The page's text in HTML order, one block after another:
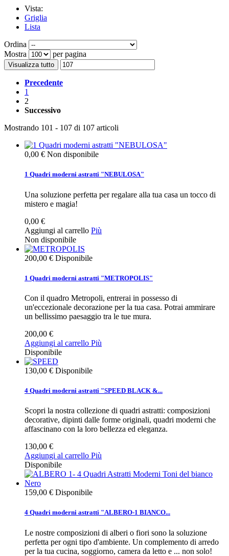
Vista:
Griglia
Lista
Ordina
Mostra
per pagina
Visualizza tutto
Precedente
1
2
Successivo
Mostrando 101 - 107 di 107 articoli
0,00 € Non disponibile
1 Quadri moderni astratti "NEBULOSA"
Una soluzione perfetta per regalare alla tua casa un tocco di
mistero e magia!
0,00 €
Aggiungi al carrello Più
Non disponibile
200,00 € Disponibile
1 Quadri moderni astratti "METROPOLIS"
Con il quadro Metropoli, entrerai in possesso di
un'eccezionale decorazione per la tua casa. Potrai ammirare
un bellissimo paesaggio tra le tue mura.
200,00 €
Aggiungi al carrello Più
Disponibile
130,00 € Disponibile
4 Quadri moderni astratti "SPEED BLACK &...
Scopri la nostra collezione di quadri astratti: composizioni
decorative, dipinti dalle forme originali, quadri moderni che
affascinano con la loro bellezza ed eleganza.
130,00 €
Aggiungi al carrello Più
Disponibile
159,00 € Disponibile
4 Quadri moderni astratti "ALBERO-1 BIANCO...
Le nostre composizioni di alberi o fiori sono la soluzione
perfetta per ogni tipo d'ambiente. Un complemento di arredo
per la tua cucina, soggiorno, camera da letto e ... non solo!